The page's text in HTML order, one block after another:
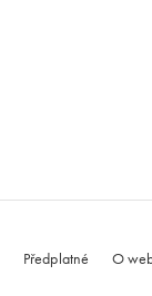
Předplatné O